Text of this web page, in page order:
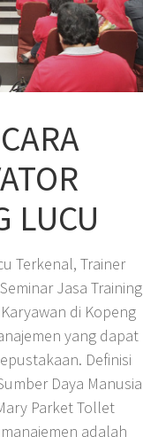
LUCU
Terkenal, Trainer
Jasa Training
di Kopeng
yang dapat
Definisi
Daya Manusia
Parket Tollet
adalah